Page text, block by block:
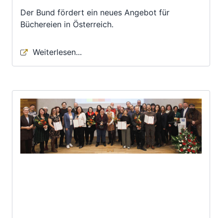
Der Bund fördert ein neues Angebot für
Büchereien in Österreich.
Weiterlesen...